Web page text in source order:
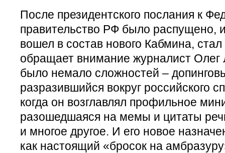
После президентского послания к
правительство РФ было распущено,
вошел в состав нового Кабмина,
обращает внимание журналист Олег
было немало сложностей –
разразившийся вокруг российского
когда он возглавлял профильное
разошедшаяся на мемы и цитаты
и многое другое. И его новое
как настоящий «бросок на